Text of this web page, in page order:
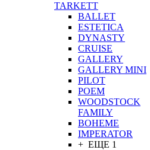
TARKETT
BALLET
ESTETICA
DYNASTY
CRUISE
GALLERY
GALLERY MINI
PILOT
POEM
WOODSTOCK
FAMILY
BOHEME
IMPERATOR
+ ЕЩЕ 1